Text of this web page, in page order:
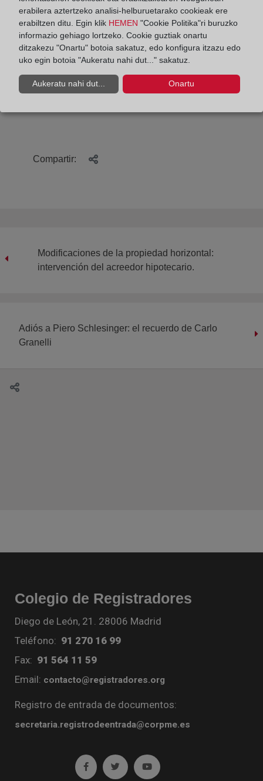
constitucional, que confía en ellos la realización de
uno de los valores superiores del ordenamiento
jurídico: la Justicia.
María Emilia Adán es decana del Colegio de
Compartir:
Modificaciones de la propiedad horizontal:
intervención del acreedor hipotecario.
Adiós a Piero Schlesinger: el recuerdo de Carlo
Granelli
Colegio de Registradores
Diego de León, 21. 28006 Madrid
Teléfono: 91 270 16 99
Fax: 91 564 11 59
Email: contacto@registradores.org
Registro de entrada de documentos:
secretaria.registrodeentrada@corpme.es
Ir a facebook (abre en ventana nueva)
Ir a twitter (abre en ventana nueva)
Ir a YouTube (abre en
erabilera aztertzeko analisi-helburuetarako cookieak ere
erabiltzen ditu. Egin klik HEMEN "Cookie Politika"ri buruzko
informazio gehiago lortzeko. Cookie guztiak onartu
ditzakezu "Onartu" botoia sakatuz, edo konfigura itzazu edo
uko egin botoia "Aukeratu nahi dut..." sakatuz.
Aukeratu nahi dut... Onartu